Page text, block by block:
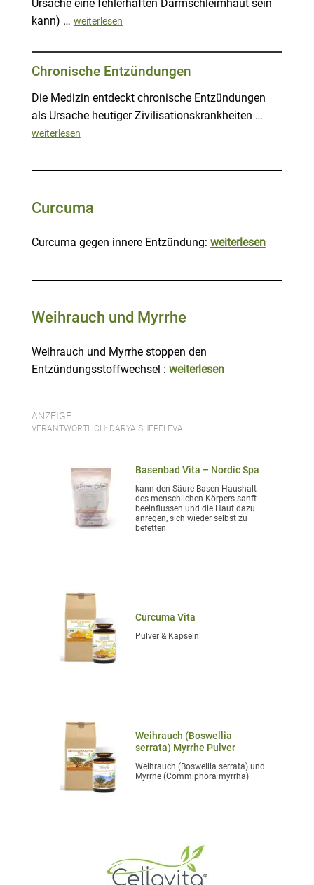
Ursache eine fehlerhaften Darmschleimhaut sein
kann) … weiterlesen
Chronische Entzündungen
Die Medizin entdeckt chronische Entzündungen
als Ursache heutiger Zivilisationskrankheiten …
weiterlesen
Curcuma
Curcuma gegen innere Entzündung: weiterlesen
Weihrauch und Myrrhe
Weihrauch und Myrrhe stoppen den
Entzündungsstoffwechsel : weiterlesen
ANZEIGE
VERANTWORTLICH: DARYA SHEPELEVA
Basenbad Vita – Nordic Spa
kann den Säure-Basen-Haushalt
des menschlichen Körpers sanft
beeinflussen und die Haut dazu
anregen, sich wieder selbst zu
befetten
Curcuma Vita
Pulver & Kapseln
Weihrauch (Boswellia
serrata) Myrrhe Pulver
Weihrauch (Boswellia serrata) und
Myrrhe (Commiphora myrrha)